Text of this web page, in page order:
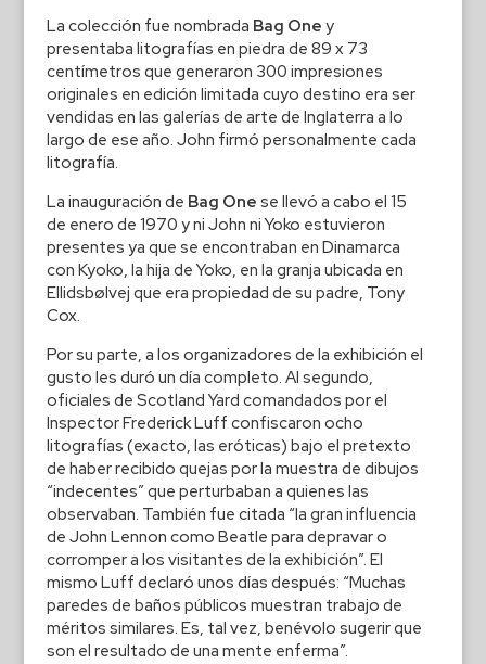
La colección fue nombrada Bag One y
presentaba litografías en piedra de 89 x 73
centímetros que generaron 300 impresiones
originales en edición limitada cuyo destino era ser
vendidas en las galerías de arte de Inglaterra a lo
largo de ese año. John firmó personalmente cada
litografía.
La inauguración de Bag One se llevó a cabo el 15
de enero de 1970 y ni John ni Yoko estuvieron
presentes ya que se encontraban en Dinamarca
con Kyoko, la hija de Yoko, en la granja ubicada en
Ellidsbølvej que era propiedad de su padre, Tony
Cox.
Por su parte, a los organizadores de la exhibición el
gusto les duró un día completo. Al segundo,
oficiales de Scotland Yard comandados por el
Inspector Frederick Luff confiscaron ocho
litografías (exacto, las eróticas) bajo el pretexto
de haber recibido quejas por la muestra de dibujos
“indecentes” que perturbaban a quienes las
observaban. También fue citada “la gran influencia
de John Lennon como Beatle para depravar o
corromper a los visitantes de la exhibición”. El
mismo Luff declaró unos días después: “Muchas
paredes de baños públicos muestran trabajo de
méritos similares. Es, tal vez, benévolo sugerir que
son el resultado de una mente enferma”.